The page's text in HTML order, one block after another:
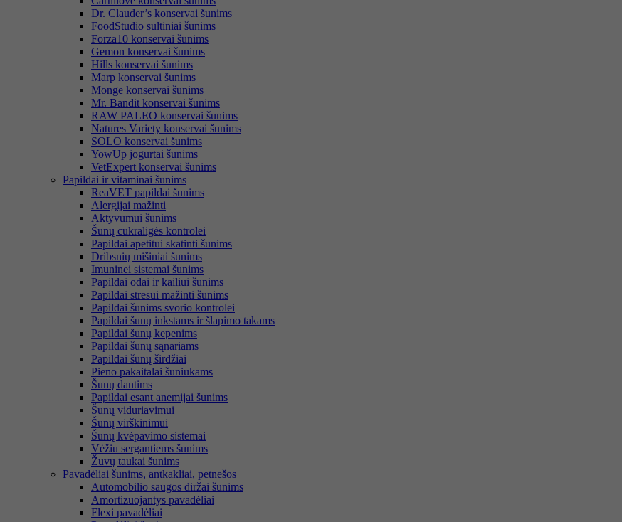
Dr. Clauder’s konservai šunims
FoodStudio sultiniai šunims
Forza10 konservai šunims
Gemon konservai šunims
Hills konservai šunims
Marp konservai šunims
Monge konservai šunims
Mr. Bandit konservai šunims
RAW PALEO konservai šunims
Natures Variety konservai šunims
SOLO konservai šunims
YowUp jogurtai šunims
VetExpert konservai šunims
Papildai ir vitaminai šunims
ReaVET papildai šunims
Alergijai mažinti
Aktyvumui šunims
Šunų cukraligės kontrolei
Papildai apetitui skatinti šunims
Dribsnių mišiniai šunims
Imuninei sistemai šunims
Papildai odai ir kailiui šunims
Papildai stresui mažinti šunims
Papildai šunims svorio kontrolei
Papildai šunų inkstams ir šlapimo takams
Papildai šunų kepenims
Papildai šunų sąnariams
Papildai šunų širdžiai
Pieno pakaitalai šuniukams
Šunų dantims
Papildai esant anemijai šunims
Šunų viduriavimui
Šunų virškinimui
Šunų kvėpavimo sistemai
Vėžiu sergantiems šunims
Žuvų taukai šunims
Pavadėliai šunims, antkakliai, petnešos
Automobilio saugos diržai šunims
Amortizuojantys pavadėliai
Flexi pavadėliai